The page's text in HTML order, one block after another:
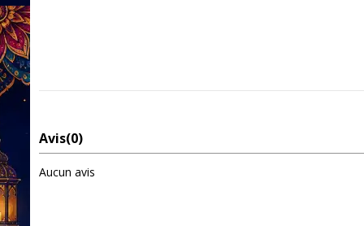
Avis(0)
Aucun avis